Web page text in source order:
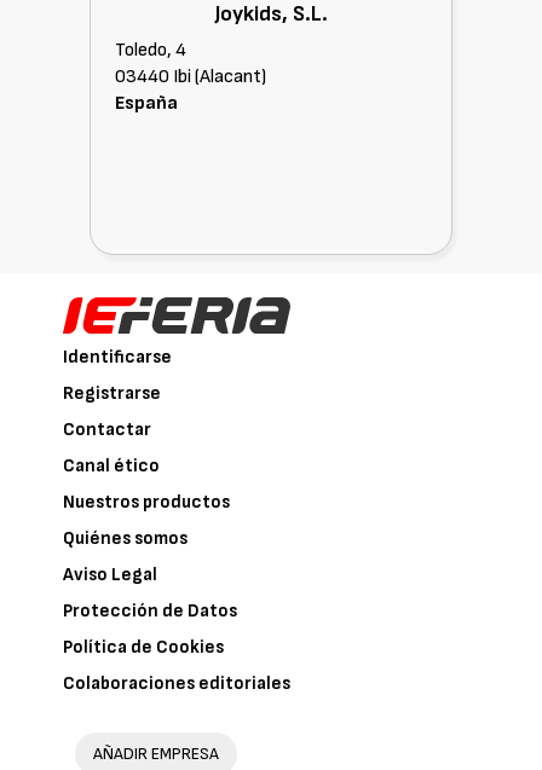
Joykids, S.L.
Toledo, 4
03440 Ibi (Alacant)
España
Identificarse
Registrarse
Contactar
Canal ético
Nuestros productos
Quiénes somos
Aviso Legal
Protección de Datos
Política de Cookies
Colaboraciones editoriales
AÑADIR EMPRESA